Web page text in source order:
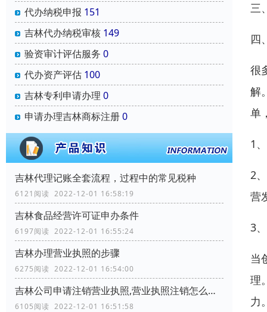
代办纳税申报 151
吉林代办纳税审核 149
验资审计评估服务 0
代办资产评估 100
吉林专利申请办理 0
申请办理吉林商标注册0
吉林代理记账全套流程，过程中的常见税种
6121阅读 2022-12-01 16:58:19
吉林食品经营许可证申办条件
6197阅读 2022-12-01 16:55:24
吉林办理营业执照的步骤
6275阅读 2022-12-01 16:54:00
吉林公司申请注销营业执照,营业执照注销怎么办理
6105阅读 2022-12-01 16:51:58
三
四
很
解
单
1
2
营
3
当
理
力